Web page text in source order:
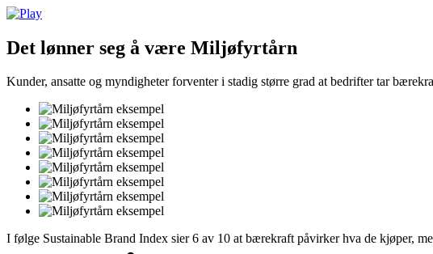
Det lønner seg å være Miljøfyrtårn
Kunder, ansatte og myndigheter forventer i stadig større grad at bedrifter tar
I følge Sustainable Brand Index sier 6 av 10 at bærekraft påvirker hva de kjøper,